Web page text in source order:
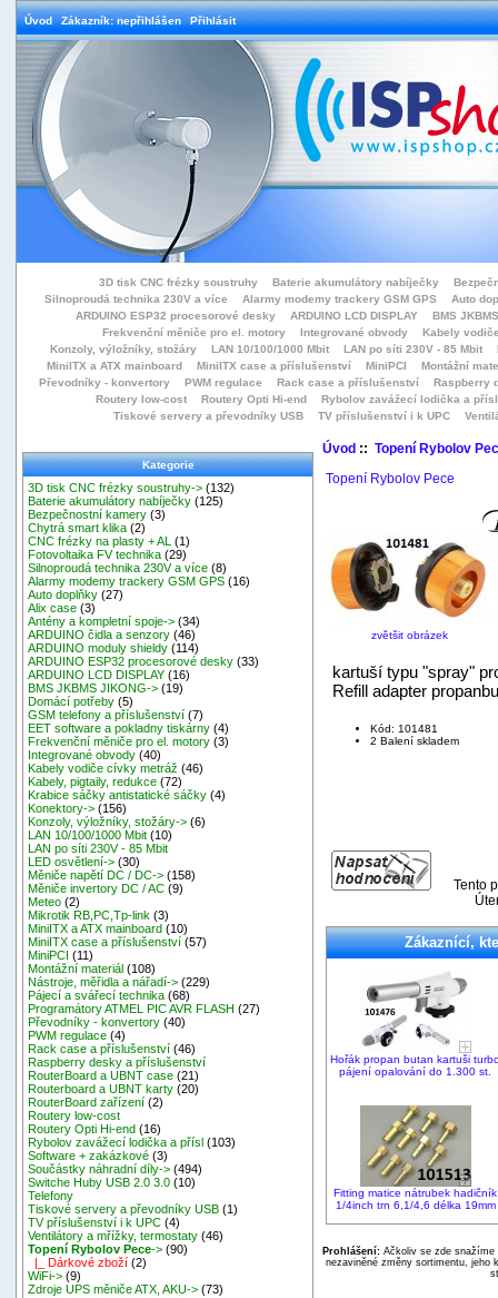
Úvod Zákazník: nepřihlášen Přihlásit
3D tisk CNC frézky soustruhy Baterie akumulátory nabíječky
Silnoproudá technika 230V a více
Alarmy modemy trackery GSM GPS
Auto
ARDUINO ESP32 procesorové desky
ARDUINO LCD DISPLAY
BMS
Frekvenční měniče pro el. motory
Integrované obvody
Kabely
Konzoly, výložníky, stožáry
LAN 10/100/1000 Mbit LAN po síti 230V - 85 Mbit
MiniITX a ATX mainboard
MiniITX case a příslušenství MiniPCI
Montážní
Převodníky - konvertory
PWM regulace Rack case a příslušenství
Raspberry
Routery low-cost
Routery Opti Hi-end
Rybolov zavážecí lodička a přísl
Tiskové servery a převodníky USB
TV příslušenství i k UPC
Kategorie
3D tisk CNC frézky soustruhy-> (132)
Baterie akumulátory nabíječky (125)
Bezpečnostní kamery (3)
Chytrá smart klika (2)
CNC frézky na plasty + AL
(1)
Fotovoltaika FV technika (29)
Silnoproudá technika 230V a více (8)
Alarmy modemy trackery GSM GPS (16)
Auto doplňky (27)
Alix case (3)
Antény a kompletní spoje-> (34)
ARDUINO čidla a senzory (46)
ARDUINO moduly shieldy (114)
ARDUINO ESP32 procesorové desky (33)
ARDUINO LCD DISPLAY (16)
BMS JKBMS JIKONG-> (19)
Domácí potřeby (5)
GSM telefony a příslušenství (7)
EET software a pokladny tiskárny (4)
Frekvenční měniče pro el. motory (3)
Integrované obvody (40)
Kabely vodiče cívky metráž (46)
Kabely, pigtaily, redukce (72)
Krabice sáčky antistatické sáčky (4)
Konektory-> (156)
Konzoly, výložníky, stožáry-> (6)
LAN 10/100/1000 Mbit (10)
LAN po síti 230V - 85 Mbit
LED osvětlení-> (30)
Měniče napětí DC / DC-> (158)
Měniče invertory DC / AC (9)
Meteo (2)
Mikrotik RB,PC,Tp-link (3)
MiniITX a ATX mainboard (10)
MiniITX case a příslušenství (57)
MiniPCI (11)
Montážní materiál (108)
Nástroje, měřidla a nářadí-> (229)
Pájecí a svářecí technika (68)
Programátory ATMEL PIC AVR FLASH (27)
Převodníky - konvertory (40)
PWM regulace (4)
Rack case a příslušenství (46)
Raspberry desky a příslušenství
RouterBoard a UBNT case (21)
Routerboard a UBNT karty (20)
RouterBoard zařízení (2)
Routery low-cost
Routery Opti Hi-end (16)
Rybolov zavážecí lodička a přísl (103)
Software + zakázkové (3)
Součástky náhradní díly-> (494)
Switche Huby USB 2.0 3.0 (10)
Telefony
Tiskové servery a převodníky USB (1)
TV příslušenství i k UPC (4)
Ventilátory a mřížky, termostaty (46)
Topení Rybolov Pece-> (90)
|_ Dárkové zboží (2)
WiFi-> (9)
Zdroje UPS měniče ATX, AKU-> (73)
Úvod:: Topení Rybolov
Topení Rybolov Pece
zvětšit obrázek
kartuší typu "spray"
Refill adapter
Kód: 101481
2 Balení skladem
Tento
Zákaznící,
Hořák propan butan kartuši
pájení opalování do 1.300 st.
Fitting matice nátrubek hadičník
1/4inch trn 6,1/4,6 délka 19mm
Prohlášení:Ačkoliv se zde snažíme
nezaviněné změny sortimentu, jeho